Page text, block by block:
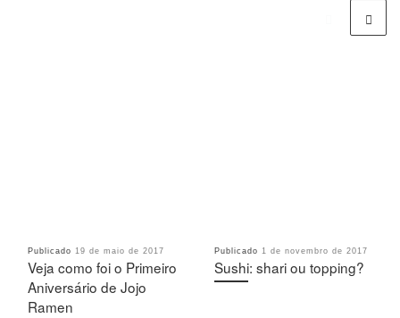
Publicado 19 de maio de 2017
Veja como foi o Primeiro
Aniversário de Jojo
Ramen
Publicado 1 de novembro de 2017
Sushi: shari ou topping?